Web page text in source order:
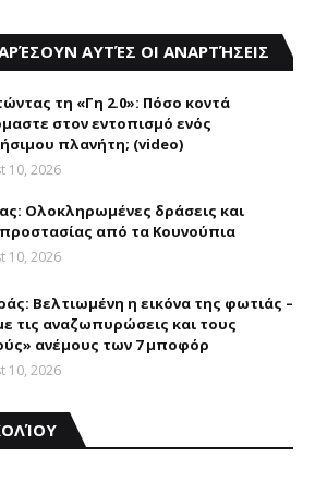
ΑΥΤΈΣ ΟΙ ΑΝΑΡΤΉΣΕΙΣ
τη «Γη 2.0»: Πόσο κοντά
στον εντοπισμό ενός
πλανήτη; (video)
10, 2026
Oλοκληρωμένες δράσεις και
από τα Kουνούπια
10, 2026
Βελτιωμένη η εικόνα της φωτιάς –
τις αναζωπυρώσεις και τους
ανέμους των 7 μποφόρ
10, 2026